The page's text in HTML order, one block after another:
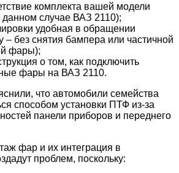
комплекта вашей модели
случае ВАЗ 2110);
удобная в обращении
– без снятия бампера или частичной
фары);
о том, как подключить
фары на ВАЗ 2110.
что автомобили семейства
способом установки ПТФ из-за
панели приборов и переднего
фар и их интеграция в
проблем, поскольку: